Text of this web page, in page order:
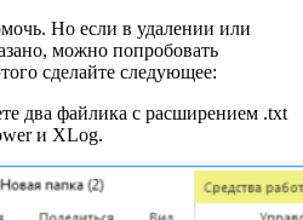
Но если в удалении или
можно попробовать
сделайте следующее:
два файлика с расширением .txt
и XLog.